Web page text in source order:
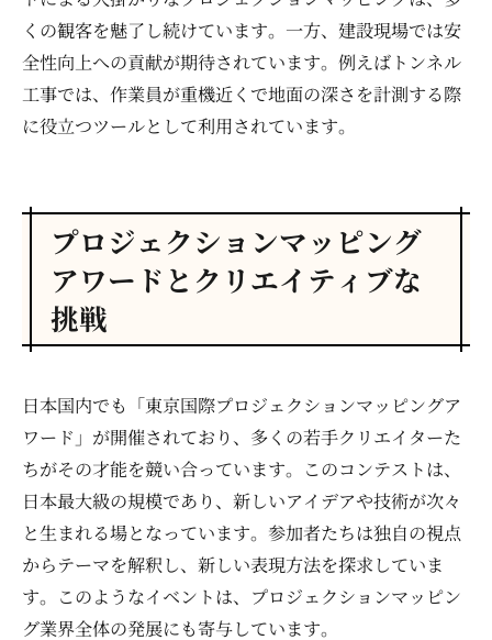
くの観客を魅了し続けています。一方、建設現場では安
全性向上への貢献が期待されています。例えばトンネル
工事では、作業員が重機近くで地面の深さを計測する際
に役立つツールとして利用されています。
プロジェクションマッピング
アワードとクリエイティブな
挑戦
日本国内でも「東京国際プロジェクションマッピングア
ワード」が開催されており、多くの若手クリエイターた
ちがその才能を競い合っています。このコンテストは、
日本最大級の規模であり、新しいアイデアや技術が次々
と生まれる場となっています。参加者たちは独自の視点
からテーマを解釈し、新しい表現方法を探求していま
す。このようなイベントは、プロジェクションマッピン
グ業界全体の発展にも寄与しています。